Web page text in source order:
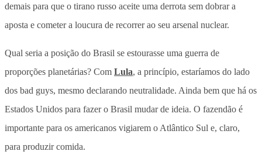
demais para que o tirano russo aceite uma derrota sem dobrar a
aposta e cometer a loucura de recorrer ao seu arsenal nuclear.
Qual seria a posição do Brasil se estourasse uma guerra de
proporções planetárias? Com Lula, a princípio, estaríamos do lado
dos bad guys, mesmo declarando neutralidade. Ainda bem que há os
Estados Unidos para fazer o Brasil mudar de ideia. O fazendão é
importante para os americanos vigiarem o Atlântico Sul e, claro,
para produzir comida.